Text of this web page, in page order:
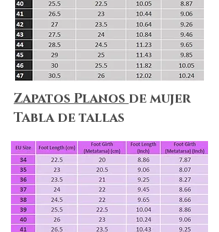
Zapatos Planos de mujer
Tabla de tallas